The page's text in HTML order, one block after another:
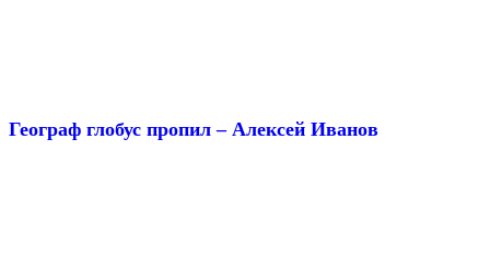
Географ глобус пропил – Алексей Иванов